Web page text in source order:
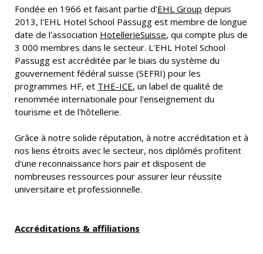
Fondée en 1966 et faisant partie d'EHL Group depuis
2013, l'EHL Hotel School Passugg est membre de longue
date de l'association HotellerieSuisse, qui compte plus de
3 000 membres dans le secteur. L'EHL Hotel School
Passugg est accréditée par le biais du système du
gouvernement fédéral suisse (SEFRI) pour les
programmes HF, et THE-ICE, un label de qualité de
renommée internationale pour l'enseignement du
tourisme et de l'hôtellerie.
Grâce à notre solide réputation, à notre accréditation et à
nos liens étroits avec le secteur, nos diplômés profitent
d'une reconnaissance hors pair et disposent de
nombreuses ressources pour assurer leur réussite
universitaire et professionnelle.
Accréditations & affiliations